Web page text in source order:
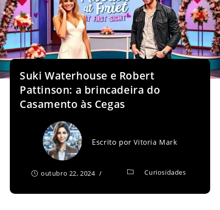
Suki Waterhouse e Robert
Pattinson: a brincadeira do
Casamento às Cegas
Escrito porVitoria Mark
outubro 22, 2024 Curiosidades